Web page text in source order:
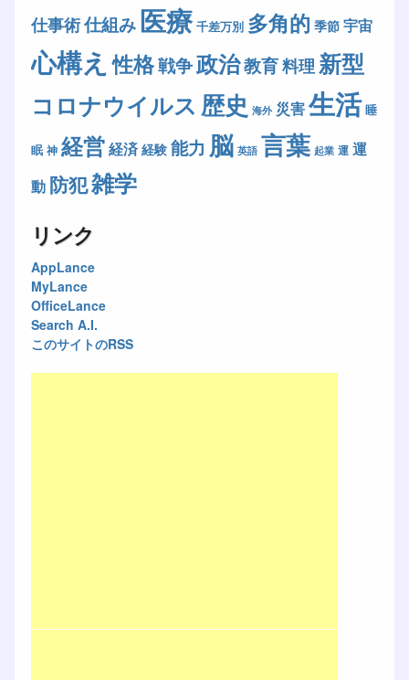
仕事術仕組み医療 千差万別 多角的 季節 宇宙
心構え 性格戦争政治教育料理 新型
コロナウイルス 歴史 海外 災害生活 睡
眠 神 経営経済 経験 能力 脳 英語 言葉 起業 運 運
動 防犯雑学
リンク
AppLance
MyLance
OfficeLance
Search A.I.
このサイトのRSS